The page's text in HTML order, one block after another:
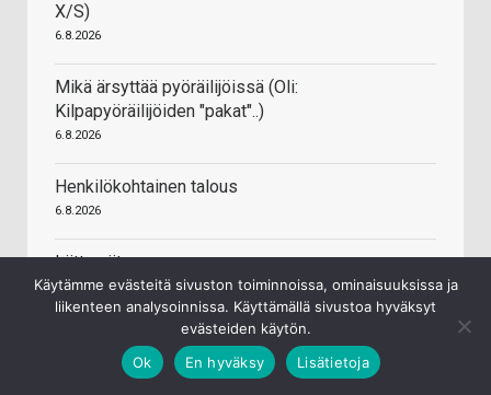
X/S)
6.8.2026
Mikä ärsyttää pyöräilijöissä (Oli:
Kilpapyöräilijöiden "pakat"..)
6.8.2026
Henkilökohtainen talous
6.8.2026
Liittymät
6.8.2026
Käytämme evästeitä sivuston toiminnoissa, ominaisuuksissa ja
liikenteen analysoinnissa. Käyttämällä sivustoa hyväksyt
evästeiden käytön.
Ok
En hyväksy Lisätietoja